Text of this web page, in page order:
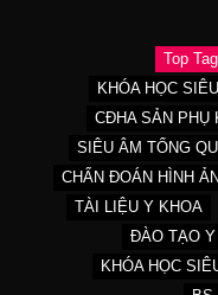
Top
KHÓA HỌC
CĐHA SẢN PHỤ
SIÊU ÂM TỔNG
CHẨN ĐOÁN HÌNH
TÀI LIỆU Y KHOA
ĐÀO TẠO Y
KHÓA HỌC